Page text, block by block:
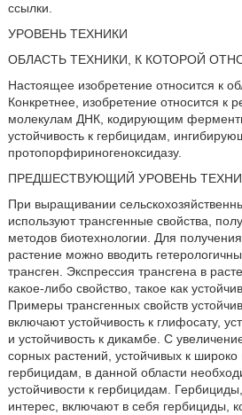
ссылки.
УРОВЕНЬ ТЕХНИКИ
ОБЛАСТЬ ТЕХНИКИ, К КОТОРОЙ
Настоящее изобретение относится к
Конкретнее, изобретение относится к
молекулам ДНК, кодирующим
устойчивость к гербицидам,
протопорфириногеноксидазу.
ПРЕДШЕСТВУЮЩИЙ УРОВЕНЬ
При выращивании
используют трансгенные свойства,
методов биотехнологии. Для
растение можно вводить
трансген. Экспрессия трансгена в
какое-либо свойство, такое как
Примеры трансгенных свойств
включают устойчивость к глифосату,
и устойчивость к дикамбе. С
сорных растений, устойчивых к
гербицидам, в данной области
устойчивости к гербицидам.
интерес, включают в себя гербициды,